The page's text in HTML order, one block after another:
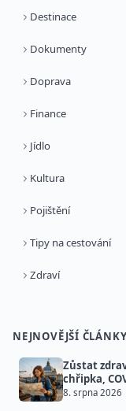
Destinace
Dokumenty
Doprava
Finance
Jídlo
Kultura
Pojištění
Tipy na cestování
Zdraví
NEJNOVĚJŠÍ ČLÁNKY
Zůstat
chřipka,
8. srpna 2026